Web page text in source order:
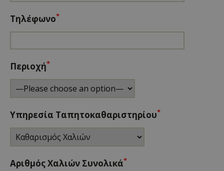
Τηλέφωνο*
Περιοχή*
Υπηρεσία Ταπητοκαθαριστηρίου*
Αριθμός Χαλιών Συνολικά*